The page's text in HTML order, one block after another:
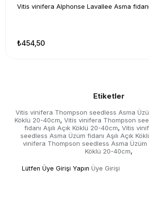
Vitis vinifera Alphonse Lavallee Asma
₺454,50
Etiketler
Vitis vinifera Thompson seedless Asma
Köklü 20-40cm, Vitis vinifera Thompson
fidanı Aşılı Açık Köklü 20-40cm, Vitis
seedless Asma Üzüm fidanı Aşılı Açık
vinifera Thompson seedless Asma Üzüm
Köklü 20-40cm,
Lütfen Üye Girişi Yapın Üye Girişi